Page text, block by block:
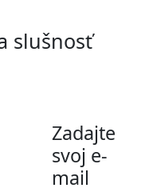
slušnosť
Zadajte
svoj e-
mail